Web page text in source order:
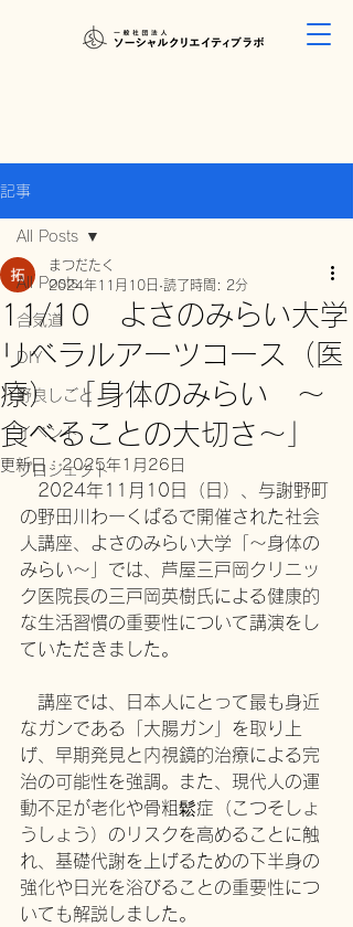
記事
All Posts
合気道
DIY
野良しごと
イベント
プロジェクト
All Posts
11/10 よさのみらい大学
リベラルアーツコース（医
療） 「身体のみらい 〜
食べることの大切さ〜」
まつだたく
2024年11月10日 読了時間: 2分
更新日：2025年1月26日
2024年11月10日（日）、与謝野町
の野田川わーくぱるで開催された社会
人講座、よさのみらい大学「～身体の
みらい～」では、芦屋三戸岡クリニッ
ク医院長の三戸岡英樹氏による健康的
な生活習慣の重要性について講演をし
ていただきました。
講座では、日本人にとって最も身近
なガンである「大腸ガン」を取り上
げ、早期発見と内視鏡的治療による完
治の可能性を強調。また、現代人の運
動不足が老化や骨粗鬆症（こつそしょ
うしょう）のリスクを高めることに触
れ、基礎代謝を上げるための下半身の
強化や日光を浴びることの重要性につ
いても解説しました。